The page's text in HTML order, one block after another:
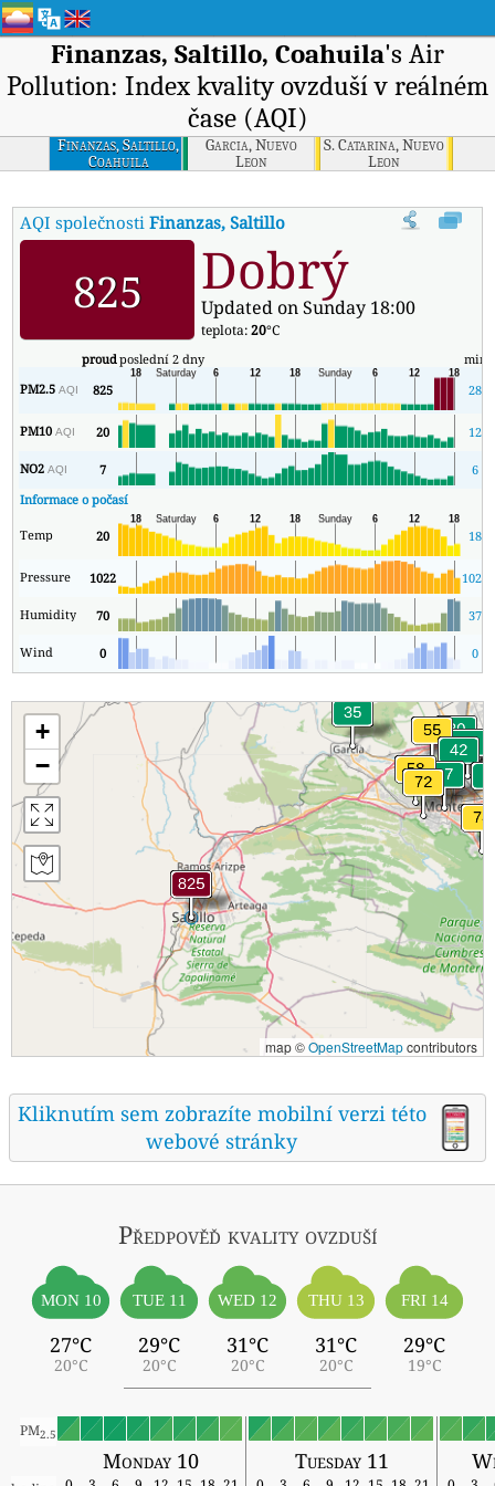
Finanzas, Saltillo, Coahuila's Air
Pollution: Index kvality ovzduší v reálném
čase (AQI)
Finanzas, Saltillo,
Coahuila
Garcia, Nuevo
Leon
S. Catarina, Nuevo
Leon
AQI společnostiFinanzas, Saltillo, Coahuila Index kvality
825 Dobrý
Updated on Sunday 18:00
teplota:20°C
proudposlední 2 dny min
PM2.5AQI 825 28
PM10AQI 20 12
NO2AQI 7
6
Informace o počasí
Temp 20 18
Pressure 1022 1020
Humidity 70 37
Wind 0 0
+
−
map ©OpenStreetMapcontributors
Kliknutím sem zobrazíte mobilní verzi této
webové stránky
Předpověď kvality ovzduší
MON 10
27°C
20°C
TUE 11
29°C
20°C
WED 12
31°C
20°C
THU 13
31°C
20°C
FRI 14
29°C
19°C
PM2.5
Monday 10 Tuesday 11